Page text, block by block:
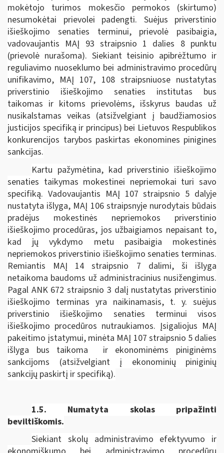
mokėtojo turimos mokesčio permokos (skirtumo)
nesumokėtai prievolei padengti. Suėjus priverstinio
išieškojimo senaties terminui, prievolė pasibaigia,
vadovaujantis MAĮ 93 straipsnio 1 dalies 8 punktu
(prievolė nurašoma). Siekiant teisinio apibrėžtumo ir
reguliavimo nuoseklumo bei administravimo procedūrų
unifikavimo, MAĮ 107, 108 straipsniuose nustatytas
priverstinio išieškojimo senaties institutas bus
taikomas ir kitoms prievolėms, išskyrus baudas už
nusikalstamas veikas (atsižvelgiant į baudžiamosios
justicijos specifiką ir principus) bei Lietuvos Respublikos
konkurencijos tarybos paskirtas ekonomines pinigines
sankcijas.
Kartu pažymėtina, kad priverstinio išieškojimo
senaties taikymas mokestinei nepriemokai turi savo
specifiką. Vadovaujantis MAĮ 107 straipsnio 5 dalyje
nustatyta išlyga, MAĮ 106 straipsnyje nurodytais būdais
pradėjus mokestinės nepriemokos priverstinio
išieškojimo procedūras, jos užbaigiamos nepaisant to,
kad jų vykdymo metu pasibaigia mokestinės
nepriemokos priverstinio išieškojimo senaties terminas.
Remiantis MAĮ 14 straipsnio 7 dalimi, ši išlyga
netaikoma baudoms už administracinius nusižengimus.
Pagal ANK 672 straipsnio 3 dalį nustatytas priverstinio
išieškojimo terminas yra naikinamasis, t. y. suėjus
priverstinio išieškojimo senaties terminui visos
išieškojimo procedūros nutraukiamos. Įsigaliojus MAĮ
pakeitimo įstatymui, minėta MAĮ 107 straipsnio 5 dalies
išlyga bus taikoma ir ekonominėms piniginėms
sankcijoms (atsižvelgiant į ekonominių piniginių
sankcijų paskirtį ir specifiką).
1.5.
Numatyta skolas pripažinti
beviltiškomis.
Siekiant skolų administravimo efektyvumo ir